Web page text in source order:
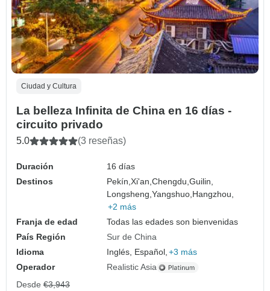
Ciudad y Cultura
La belleza Infinita de China en 16 días -
circuito privado
5.0 (3 reseñas)
Duración
16 días
Destinos
Pekín,Xi'an,Chengdu,Guilin,
Longsheng,Yangshuo, Hangzhou,
+2 más
Franja de edad
Todas las edades son bienvenidas
País Región
Sur de China
Idioma
Inglés, Español, +3 más
Operador
Realistic Asia
Desde €3,943